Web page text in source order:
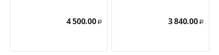
4 500.00 Р 3 840.00 Р